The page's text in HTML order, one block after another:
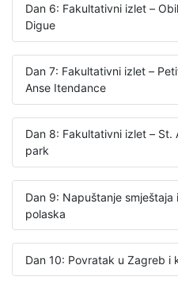
Dan 6: Fakultativni izlet –
Digue
Dan 7: Fakultativni izlet –
Anse Itendance
Dan 8: Fakultativni izlet – St.
park
Dan 9: Napuštanje
polaska
Dan 10: Povratak u Zagreb i